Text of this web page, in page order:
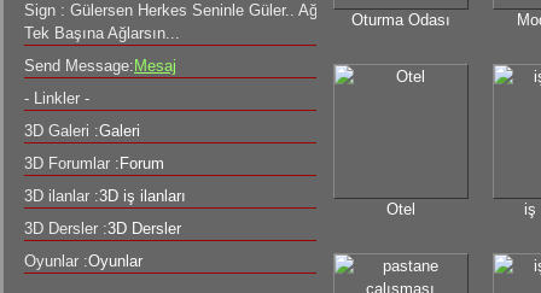
Oturma Odası
Otel iş
Sign : Gülersen Herkes Seninle Güler.. Ağlarsan,
Tek Başına Ağlarsın...
Send Message: Mesaj
- Linkler -
3D Galeri :Galeri
3D Forumlar : Forum
3D ilanlar :3D iş ilanları
3D Dersler :3D Dersler
Oyunlar :Oyunlar